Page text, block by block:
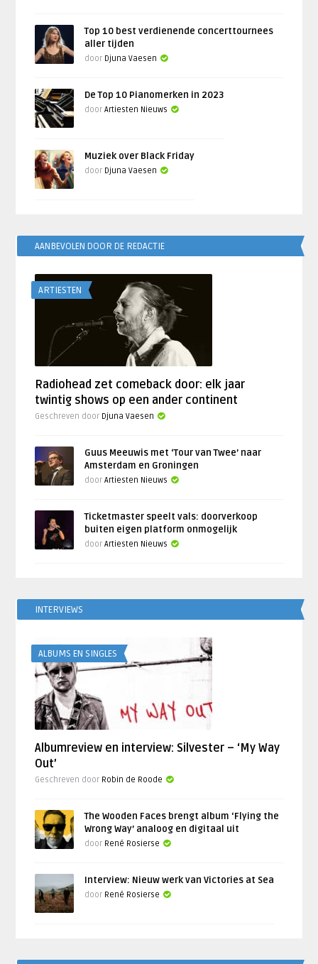
Top 10 best verdienende concerttournees
aller tijden
door Djuna Vaesen
De Top 10 Pianomerken in 2023
doorArtiesten Nieuws
Muziek over Black Friday
door Djuna Vaesen
AANBEVOLEN DOOR DE REDACTIE
ARTIESTEN
Radiohead zet comeback door: elk jaar
twintig shows op een ander continent
Geschreven door Djuna Vaesen
Guus Meeuwis met ‘Tour van Twee’ naar
Amsterdam en Groningen
doorArtiesten Nieuws
Ticketmaster speelt vals: doorverkoop
buiten eigen platform onmogelijk
doorArtiesten Nieuws
INTERVIEWS
ALBUMS EN SINGLES
Albumreview en interview: Silvester – ‘My Way
Out’
Geschreven door Robin de Roode
The Wooden Faces brengt album ‘Flying the
Wrong Way’ analoog en digitaal uit
door René Rosierse
Interview: Nieuw werk van Victories at Sea
door René Rosierse